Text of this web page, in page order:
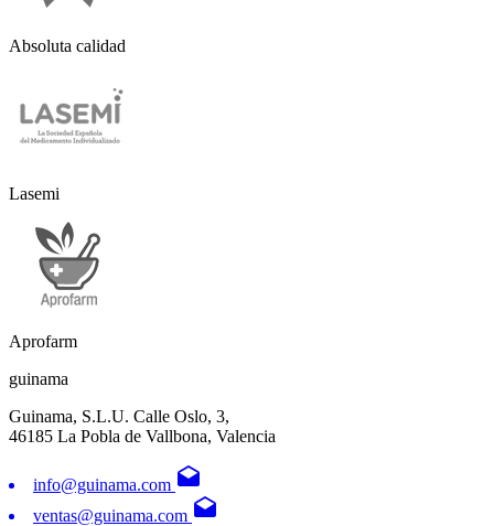
Absoluta calidad
Lasemi
Aprofarm
guinama
Guinama, S.L.U. Calle Oslo, 3,
46185 La Pobla de Vallbona, Valencia
info@guinama.com drafts
ventas@guinama.com drafts